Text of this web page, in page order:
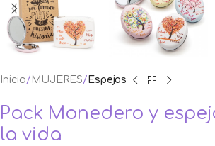
Inicio MUJERES Espejos
Pack Monedero y
la vida